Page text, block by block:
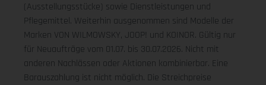
(Ausstellungsstücke) sowie Dienstleistungen und
Pflegemittel. Weiterhin ausgenommen sind Modelle der
Marken VON WILMOWSKY, JOOP! und KOINOR. Gültig nur
für Neuaufträge vom 01.07. bis 30.07.2026. Nicht mit
anderen Nachlässen oder Aktionen kombinierbar. Eine
Barauszahlung ist nicht möglich. Die Streichpreise